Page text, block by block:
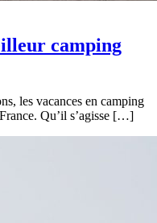
camping
les vacances en camping
Qu’il s’agisse […]